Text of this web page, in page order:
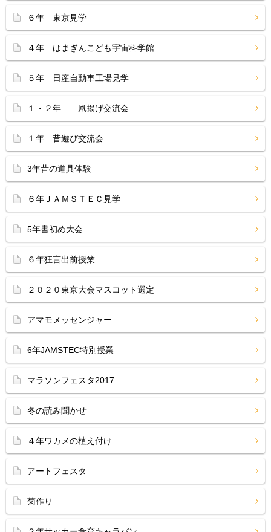
６年 東京見学
４年 はまぎんこども宇宙科学館
５年 日産自動車工場見学
１・２年 凧揚げ交流会
１年 昔遊び交流会
3年昔の道具体験
６年ＪＡＭＳＴＥＣ見学
5年書初め大会
６年狂言出前授業
２０２０東京大会マスコット選定
アマモメッセンジャー
6年JAMSTEC特別授業
マラソンフェスタ2017
冬の読み聞かせ
４年ワカメの植え付け
アートフェスタ
菊作り